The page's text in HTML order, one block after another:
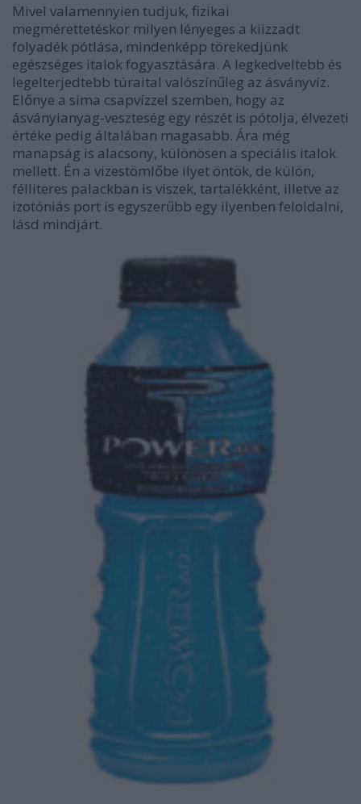
Mivel valamennyien tudjuk, fizikai
megmérettetéskor milyen lényeges a kiizzadt
folyadék pótlása, mindenképp törekedjünk
egészséges italok fogyasztására. A legkedveltebb és
legelterjedtebb túraital valószínűleg az ásványvíz.
Előnye a sima csapvízzel szemben, hogy az
ásványianyag-veszteség egy részét is pótolja, élvezeti
értéke pedig általában magasabb. Ára még
manapság is alacsony, különösen a speciális italok
mellett. Én a vizestömlőbe ilyet öntök, de külön,
félliteres palackban is viszek, tartalékként, illetve az
izotóniás port is egyszerűbb egy ilyenben feloldalni,
lásd mindjárt.